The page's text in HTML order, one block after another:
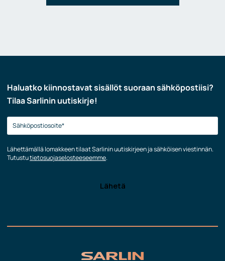
Haluatko kiinnostavat sisällöt suoraan sähköpostiisi?
Tilaa Sarlinin uutiskirje!
Lähettämällä lomakkeen tilaat Sarlinin uutiskirjeen ja sähköisen viestinnän.
Tutustutietosuojaselosteeseemme.